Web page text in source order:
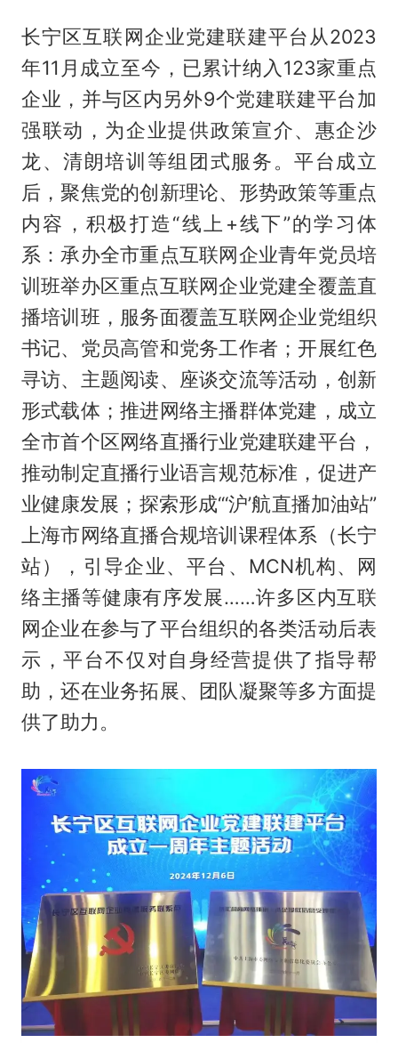
长宁区互联网企业党建联建平台从2023
年11月成立至今，已累计纳入123家重点
企业，并与区内另外9个党建联建平台加
强联动，为企业提供政策宣介、惠企沙
龙、清朗培训等组团式服务。平台成立
后，聚焦党的创新理论、形势政策等重点
内容，积极打造“线上+线下”的学习体
系：承办全市重点互联网企业青年党员培
训班举办区重点互联网企业党建全覆盖直
播培训班，服务面覆盖互联网企业党组织
书记、党员高管和党务工作者；开展红色
寻访、主题阅读、座谈交流等活动，创新
形式载体；推进网络主播群体党建，成立
全市首个区网络直播行业党建联建平台，
推动制定直播行业语言规范标准，促进产
业健康发展；探索形成“‘沪’航直播加油站”
上海市网络直播合规培训课程体系（长宁
站），引导企业、平台、MCN机构、网
络主播等健康有序发展……许多区内互联
网企业在参与了平台组织的各类活动后表
示，平台不仅对自身经营提供了指导帮
助，还在业务拓展、团队凝聚等多方面提
供了助力。